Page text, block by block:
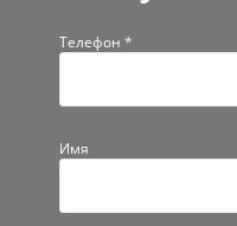
Телефон *
Имя